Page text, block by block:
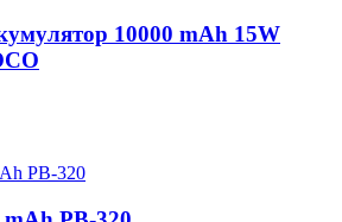
10000 mAh 15W